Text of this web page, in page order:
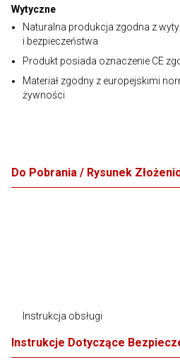
Wytyczne
Naturalna produkcja zgodna z
i bezpieczeństwa
Produkt posiada oznaczenie CE
Materiał zgodny z europejskimi
żywności
Do Pobrania / Rysunek
Instrukcja obsługi
Instrukcje Dotyczące